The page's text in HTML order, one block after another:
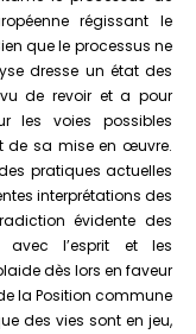
régissant le
que le processus ne
dresse un état des
de revoir et a pour
les voies possibles
de sa mise en œuvre.
pratiques actuelles
interprétations des
évidente des
avec l’esprit et les
dès lors en faveur
la Position commune
des vies sont en jeu,